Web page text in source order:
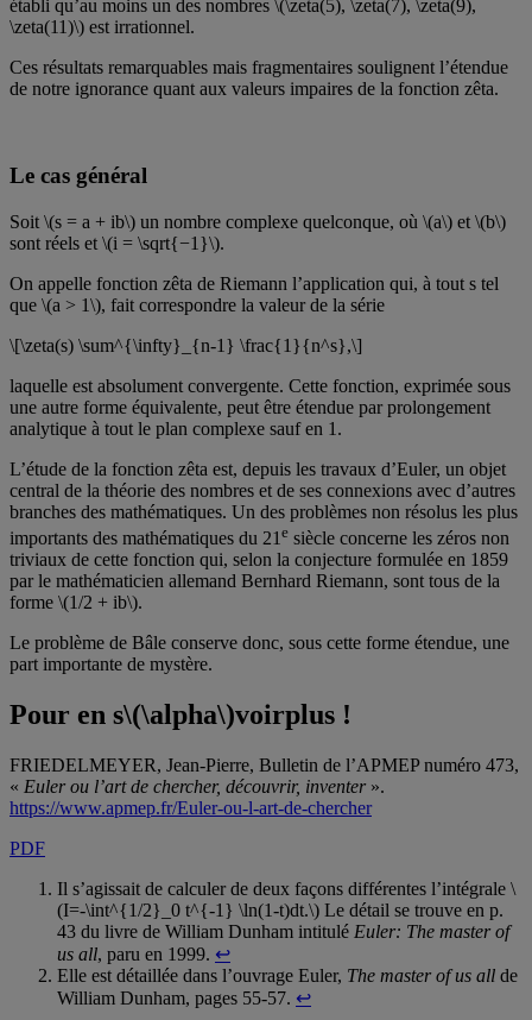
établi qu’au moins un des nombres \(\zeta(5), \zeta(7), \zeta(9),
\zeta(11)\) est irrationnel.
Ces résultats remarquables mais fragmentaires soulignent l’étendue
de notre ignorance quant aux valeurs impaires de la fonction zêta.
Le cas général
Soit \(s = a + ib\) un nombre complexe quelconque, où \(a\) et \(b\)
sont réels et \(i = \sqrt{−1}\).
On appelle fonction zêta de Riemann l’application qui, à tout s tel
que \(a > 1\), fait correspondre la valeur de la série
\[\zeta(s) \sum^{\infty}_{n-1} \frac{1}{n^s},\]
laquelle est absolument convergente. Cette fonction, exprimée sous
une autre forme équivalente, peut être étendue par prolongement
analytique à tout le plan complexe sauf en 1.
L’étude de la fonction zêta est, depuis les travaux d’Euler, un objet
central de la théorie des nombres et de ses connexions avec d’autres
branches des mathématiques. Un des problèmes non résolus les plus
importants des mathématiques du 21 e siècle concerne les zéros non
triviaux de cette fonction qui, selon la conjecture formulée en 1859
par le mathématicien allemand Bernhard Riemann, sont tous de la
forme \(1/2 + ib\).
Le problème de Bâle conserve donc, sous cette forme étendue, une
part importante de mystère.
Pour en s\(\alpha\)voirplus !
FRIEDELMEYER, Jean-Pierre, Bulletin de l’APMEP numéro 473,
« Euler ou l’art de chercher, découvrir, inventer».
https://www.apmep.fr/Euler-ou-l-art-de-chercher
PDF
Il s’agissait de calculer de deux façons différentes l’intégrale \
(I=-\int^{1/2}_0 t^{-1} \ln(1-t)dt.\) Le détail se trouve en p.
43 du livre de William Dunham intitulé Euler: The master of
us all, paru en 1999. ↩
Elle est détaillée dans l’ouvrage Euler, The master of us all de
William Dunham, pages 55-57. ↩